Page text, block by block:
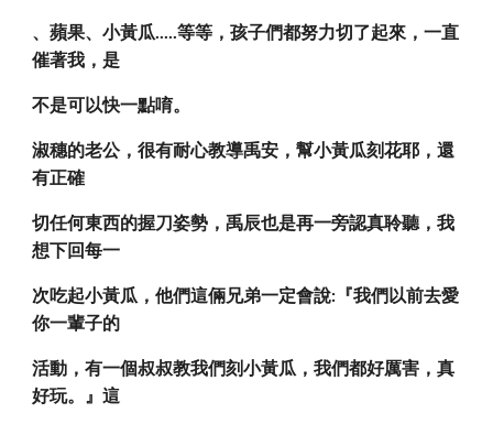
、蘋果、小黃瓜.....等等，孩子們都努力切了起來，一直
催著我，是
不是可以快一點唷。
淑穗的老公，很有耐心教導禹安，幫小黃瓜刻花耶，還
有正確
切任何東西的握刀姿勢，禹辰也是再一旁認真聆聽，我
想下回每一
次吃起小黃瓜，他們這倆兄弟一定會說:『我們以前去愛
你一輩子的
活動，有一個叔叔教我們刻小黃瓜，我們都好厲害，真
好玩。』這